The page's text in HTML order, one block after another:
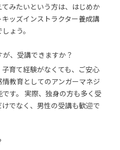
みたいという方は、はじめか
ッズインストラクター養成講
ょう。
、受講できますか？
育て経験がなくても、ご安心
教育としてのアンガーマネジ
す。 実際、独身の方も多く受
でなく、男性の受講も歓迎で